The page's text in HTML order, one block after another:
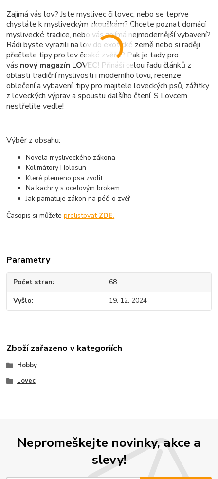
Zajímá vás lov? Jste myslivec či lovec, nebo se teprve
chystáte k mysliveckým zkouškám? Chcete poznat domácí
myslivecké tradice, nebo vás zajímá nejmodernější vybavení?
Rádi byste vyrazili na lov do exotické země nebo si raději
přečtete tipy pro lov české zvěře? Pak je tady pro
vás nový magazín LOVEC! Přináší celou řadu článků z
oblasti tradiční myslivosti i moderního lovu, recenze
oblečení a vybavení, tipy pro majitele loveckých psů, zážitky
z loveckých výprav a spoustu dalšího čtení. S Lovcem
nestřelíte vedle!
Výběr z obsahu:
Novela mysliveckého zákona
Kolimátory Holosun
Které plemeno psa zvolit
Na kachny s ocelovým brokem
Jak pamatuje zákon na péči o zvěř
Časopis si můžeteprolistovat ZDE.
Parametry
Počet stran 68
Vyšlo 19. 12. 2024
Zboží zařazeno v kategoriích
Hobby
Lovec
Nepromeškejte novinky, akce a
slevy!